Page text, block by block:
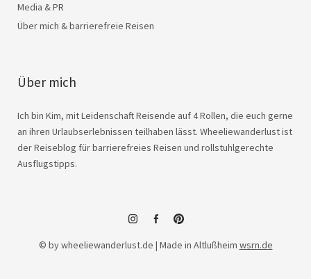
Media & PR
Über mich & barrierefreie Reisen
Über mich
Ich bin Kim, mit Leidenschaft Reisende auf 4 Rollen, die euch gerne
an ihren Urlaubserlebnissen teilhaben lässt. Wheeliewanderlust ist
der Reiseblog für barrierefreies Reisen und rollstuhlgerechte
Ausflugstipps.
instagramfacebook
© by wheeliewanderlust.de | Made in Altlußheim wsrn.de